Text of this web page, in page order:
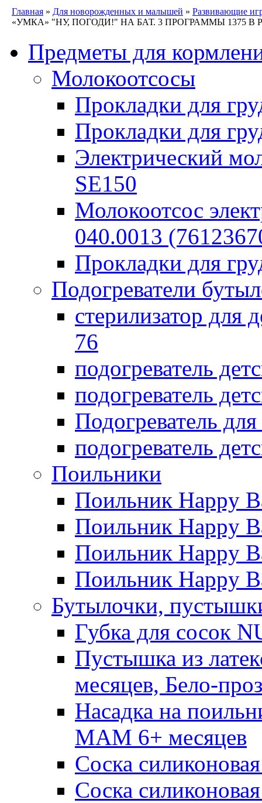
Главная » Для новорожденных и малышей » Развивающие
«УМКА» "НУ, ПОГОДИ!" НА БАТ. 3 ПРОГРАММЫ 1375 В
Предметы для
Молокоотсосы
Прокладки для
Прокладки для
Электрический
SE150
Молокоотсос
040.0013
Прокладки для
Подогреватели
стерилизатор для
76
подогреватель
подогреватель
Подогреватель
подогреватель
Поильники
Поильник Happy
Поильник Happy
Поильник Happy
Поильник Happy
Бутылочки,
Губка для сосок
Пустышка из
месяцев, Бело-
Насадка на
MAM 6+ месяцев
Соска
Соска